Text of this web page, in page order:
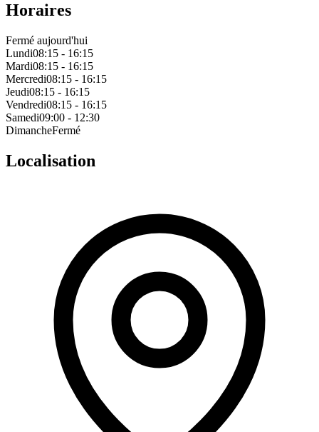
Horaires
Fermé aujourd'hui
Lundi08:15 - 16:15
Mardi08:15 - 16:15
Mercredi08:15 - 16:15
Jeudi08:15 - 16:15
Vendredi08:15 - 16:15
Samedi09:00 - 12:30
DimancheFermé
Localisation